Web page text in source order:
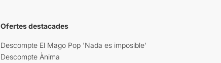
Ofertes destacades
Descompte El Mago Pop 'Nada es imposible'
Descompte Ànima